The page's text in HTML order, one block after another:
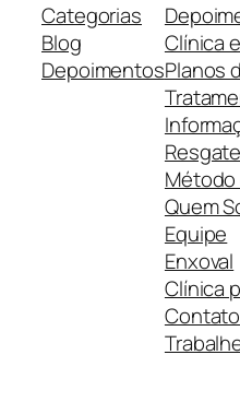
Categorias
Blog
Depoimentos
Clínica
Planos
Quem
Equipe
Enxoval
Clínica
Contato